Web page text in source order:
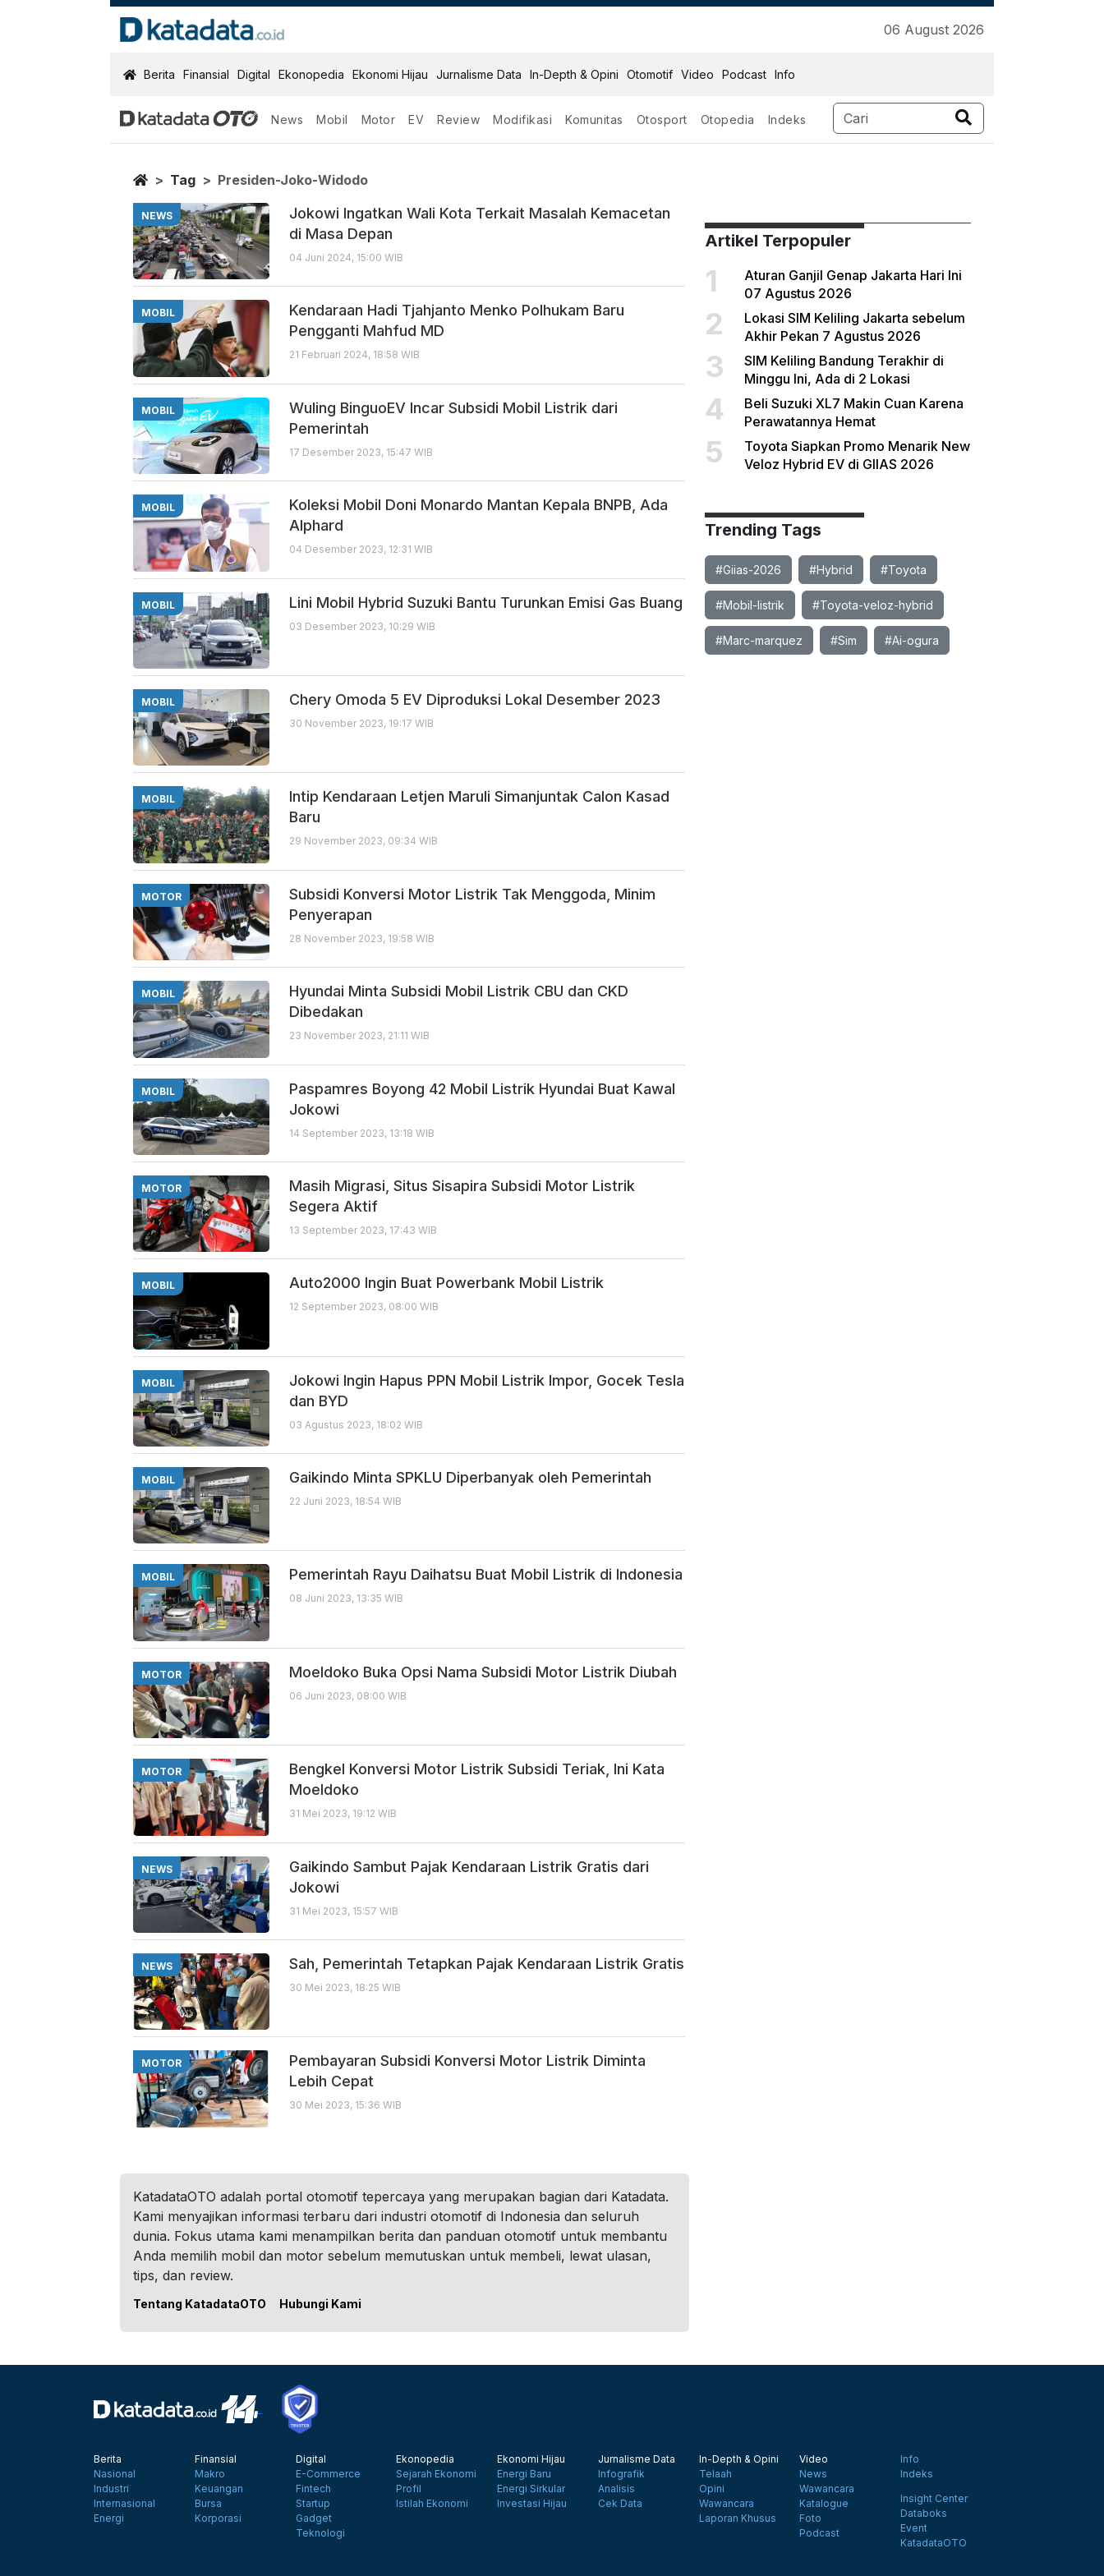
06 August 2026
KatadataOTO
Berita Finansial Digital Ekonopedia Ekonomi Hijau Jurnalisme Data In-Depth & Opini Otomotif Video Podcast Info
News Mobil Motor EV Review Modifikasi Komunitas Otosport Otopedia Indeks
Presiden Joko Widodo
Berita Terbaru
Home
Tag Presiden-Joko-Widodo
NEWS
Jokowi Ingatkan Wali Kota Terkait Masalah Kemacetan
di Masa Depan
04 Juni 2024, 15:00 WIB
MOBIL
Kendaraan Hadi Tjahjanto Menko Polhukam Baru
Pengganti Mahfud MD
21 Februari 2024, 18:58 WIB
MOBIL
Wuling BinguoEV Incar Subsidi Mobil Listrik dari
Pemerintah
17 Desember 2023, 15:47 WIB
MOBIL
Koleksi Mobil Doni Monardo Mantan Kepala BNPB, Ada
Alphard
04 Desember 2023, 12:31 WIB
MOBIL Lini Mobil Hybrid Suzuki Bantu Turunkan Emisi Gas Buang
03 Desember 2023, 10:29 WIB
MOBIL Chery Omoda 5 EV Diproduksi Lokal Desember 2023
30 November 2023, 19:17 WIB
MOBIL
Intip Kendaraan Letjen Maruli Simanjuntak Calon Kasad
Baru
29 November 2023, 09:34 WIB
MOTOR
Subsidi Konversi Motor Listrik Tak Menggoda, Minim
Penyerapan
28 November 2023, 19:58 WIB
MOBIL
Hyundai Minta Subsidi Mobil Listrik CBU dan CKD
Dibedakan
23 November 2023, 21:11 WIB
MOBIL
Paspamres Boyong 42 Mobil Listrik Hyundai Buat Kawal
Jokowi
14 September 2023, 13:18 WIB
MOTOR
Masih Migrasi, Situs Sisapira Subsidi Motor Listrik
Segera Aktif
13 September 2023, 17:43 WIB
MOBIL Auto2000 Ingin Buat Powerbank Mobil Listrik
12 September 2023, 08:00 WIB
MOBIL
Jokowi Ingin Hapus PPN Mobil Listrik Impor, Gocek Tesla
dan BYD
03 Agustus 2023, 18:02 WIB
MOBIL Gaikindo Minta SPKLU Diperbanyak oleh Pemerintah
22 Juni 2023, 18:54 WIB
MOBIL Pemerintah Rayu Daihatsu Buat Mobil Listrik di Indonesia
08 Juni 2023, 13:35 WIB
MOTOR Moeldoko Buka Opsi Nama Subsidi Motor Listrik Diubah
06 Juni 2023, 08:00 WIB
MOTOR
Bengkel Konversi Motor Listrik Subsidi Teriak, Ini Kata
Moeldoko
31 Mei 2023, 19:12 WIB
NEWS
Gaikindo Sambut Pajak Kendaraan Listrik Gratis dari
Jokowi
31 Mei 2023, 15:57 WIB
NEWS Sah, Pemerintah Tetapkan Pajak Kendaraan Listrik Gratis
30 Mei 2023, 18:25 WIB
MOTOR
Pembayaran Subsidi Konversi Motor Listrik Diminta
Lebih Cepat
30 Mei 2023, 15:36 WIB
Artikel Terpopuler
1
Aturan Ganjil Genap Jakarta Hari Ini
07 Agustus 2026
2
Lokasi SIM Keliling Jakarta sebelum
Akhir Pekan 7 Agustus 2026
3
SIM Keliling Bandung Terakhir di
Minggu Ini, Ada di 2 Lokasi
4
Beli Suzuki XL7 Makin Cuan Karena
Perawatannya Hemat
5
Toyota Siapkan Promo Menarik New
Veloz Hybrid EV di GIIAS 2026
Trending Tags
#Giias-2026 #Hybrid #Toyota
#Mobil-listrik #Toyota-veloz-hybrid
#Marc-marquez #Sim #Ai-ogura
KatadataOTO adalah portal otomotif tepercaya yang merupakan bagian dari Katadata.
Kami menyajikan informasi terbaru dari industri otomotif di Indonesia dan seluruh
dunia. Fokus utama kami menampilkan berita dan panduan otomotif untuk membantu
Anda memilih mobil dan motor sebelum memutuskan untuk membeli, lewat ulasan,
tips, dan review.
Tentang KatadataOTO Hubungi Kami
Berita
Nasional
Industri
Internasional
Energi
Finansial
Makro
Keuangan
Bursa
Korporasi
Digital
E-Commerce
Fintech
Startup
Gadget
Teknologi
Ekonopedia
Sejarah Ekonomi
Profil
Istilah Ekonomi
Ekonomi Hijau
Energi Baru
Energi Sirkular
Investasi Hijau
Jurnalisme Data
Infografik
Analisis
Cek Data
In-Depth & Opini
Telaah
Opini
Wawancara
Laporan Khusus
Video
News
Wawancara
Katalogue
Foto
Podcast
Info
Indeks
Insight Center
Databoks
Event
KatadataOTO